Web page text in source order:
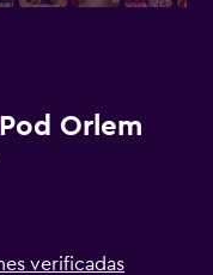
Orlem
verificadas